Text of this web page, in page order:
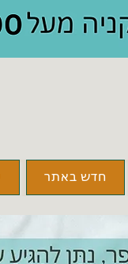
חדש באתר